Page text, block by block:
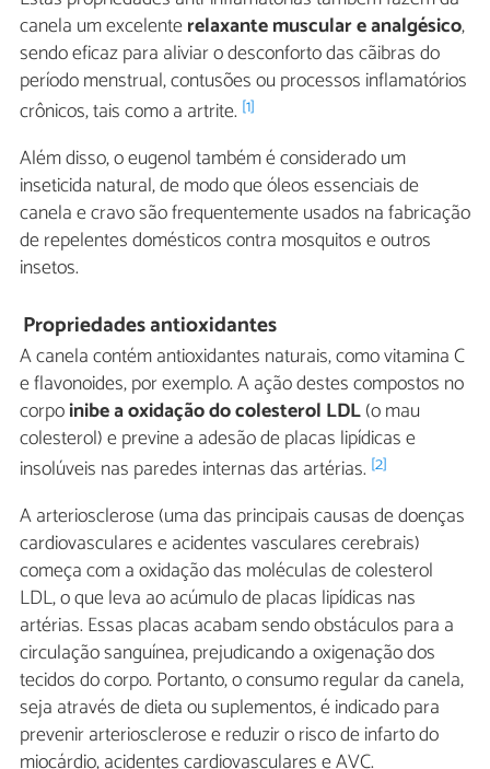
canela um excelenterelaxante muscular e analgésico,
sendo eficaz para aliviar o desconforto das cãibras do
período menstrual, contusões ou processos inflamatórios
crônicos, tais como a artrite. [1]
Além disso, o eugenol também é considerado um
inseticida natural, de modo que óleos essenciais de
canela e cravo são frequentemente usados ​​na fabricação
de repelentes domésticos contra mosquitos e outros
insetos.
Propriedades antioxidantes
A canela contém antioxidantes naturais, como vitamina C
e flavonoides, por exemplo. A ação destes compostos no
corpoinibe a oxidação do colesterol LDL(o mau
colesterol) e previne a adesão de placas lipídicas e
insolúveis nas paredes internas das artérias. [2]
A arteriosclerose (uma das principais causas de doenças
cardiovasculares e acidentes vasculares cerebrais)
começa com a oxidação das moléculas de colesterol
LDL, o que leva ao acúmulo de placas lipídicas nas
artérias. Essas placas acabam sendo obstáculos para a
circulação sanguínea, prejudicando a oxigenação dos
tecidos do corpo. Portanto, o consumo regular da canela,
seja através de dieta ou suplementos, é indicado para
prevenir arteriosclerose e reduzir o risco de infarto do
miocárdio, acidentes cardiovasculares e AVC.